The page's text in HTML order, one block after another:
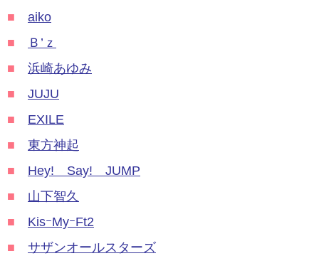
■
aiko
■
Ｂ’ｚ
■
浜崎あゆみ
■
JUJU
■
EXILE
■
東方神起
■
Hey! Say! JUMP
■
山下智久
■
KisｰMyｰFt2
■
サザンオールスターズ